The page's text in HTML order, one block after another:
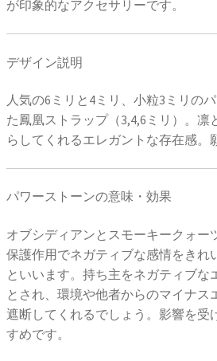
が印象的なアクセサリーです。
デザイン説明
人気の6ミリと4ミリ、小粒3ミリの
た鳳凰ストラップ（3,4,6ミリ）。凛
らしてくれるエレガントな存在感。
パワーストーンの意味・効果
オブシディアンとスモーキークォー
保護作用でネガティブな感情をきれ
といいます。持ち主をネガティブな
とされ、環境や他者からのマイナス
遮断してくれるでしょう。影響を受
すめです。